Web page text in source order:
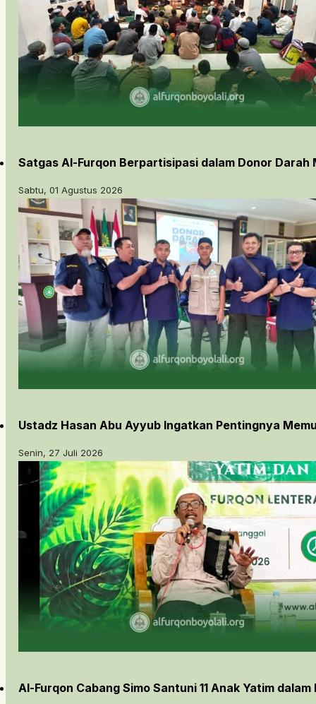
Satgas Al-Furqon Berpartisipasi dalam Donor Darah
Sabtu, 01 Agustus 2026
Ustadz Hasan Abu Ayyub Ingatkan Pentingnya
Senin, 27 Juli 2026
Al-Furqon Cabang Simo Santuni 11 Anak Yatim